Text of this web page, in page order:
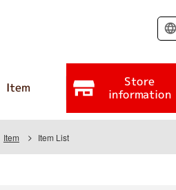
Item Store
information
Item Item List